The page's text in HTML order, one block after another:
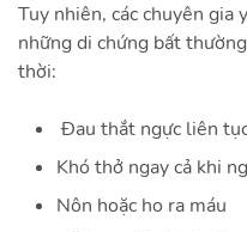
Tuy nhiên, các chuyên gia
những di chứng bất
thời:
Đau thắt ngực liên
Khó thở ngay cả khi
Nôn hoặc ho ra máu